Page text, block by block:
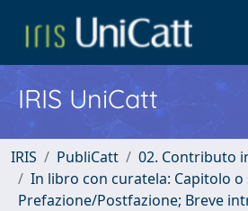
IRIS UniCatt
IRIS PubliCatt
02. Contributo
In libro con curatela: Capitolo o
Prefazione/Postfazione; Breve